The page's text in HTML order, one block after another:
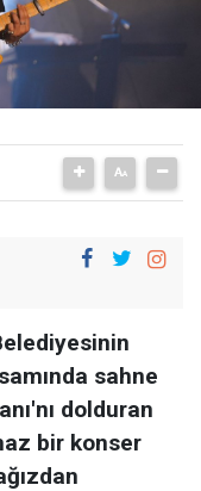
sahne
dolduran
bir konser